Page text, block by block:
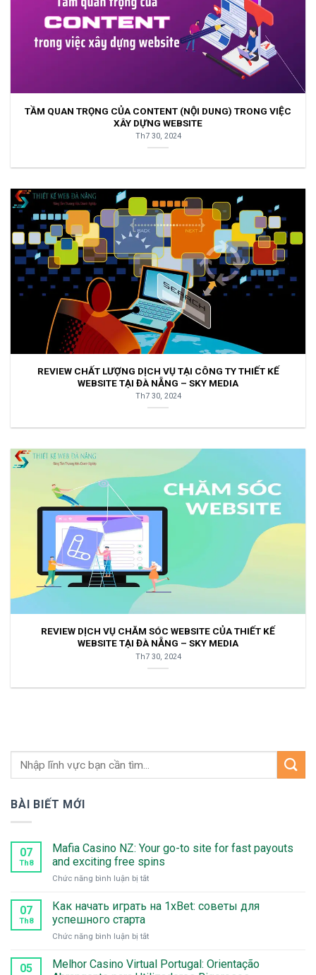
TẦM QUAN TRỌNG CỦA CONTENT (NỘI DUNG) TRONG VIỆC
XÂY DỰNG WEBSITE
Th7 30, 2024
REVIEW CHẤT LƯỢNG DỊCH VỤ TẠI CÔNG TY THIẾT KẾ
WEBSITE TẠI ĐÀ NẴNG – SKY MEDIA
Th7 30, 2024
REVIEW DỊCH VỤ CHĂM SÓC WEBSITE CỦA THIẾT KẾ
WEBSITE TẠI ĐÀ NẴNG – SKY MEDIA
Th7 30, 2024
BÀI BIẾT MỚI
07
Th8
Mafia Casino NZ: Your go-to site for fast payouts
and exciting free spins
Chức năng bình luận bị tắtở
Casino
go-
site
07
Th8
Как начать играть на 1xBet: советы для
успешного старта
Chức năng bình luận bị tắtở
начать
играть
05
Melhor Casino Virtual Portugal: Orientação